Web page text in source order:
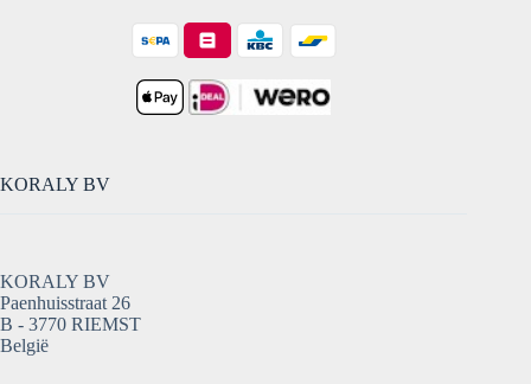
KORALY BV
KORALY BV
Paenhuisstraat 26
B - 3770 RIEMST
België